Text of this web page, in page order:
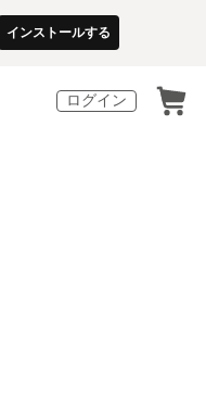
インストールする
ログイン